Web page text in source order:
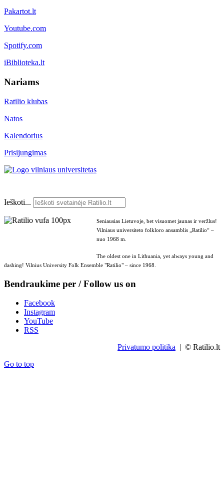
Pakartot.lt
Youtube.com
Spotify.com
iBiblioteka.lt
Nariams
Ratilio klubas
Natos
Kalendorius
Prisijungimas
Ieškoti...
Seniausias Lietuvoje, bet visuomet jaunas ir veržlus!
Vilniaus universiteto folkloro ansamblis „Ratilio“ –
nuo 1968 m.
The oldest one in Lithuania, yet always young and
dashing! Vilnius University Folk Ensemble "Ratilio" – since 1968.
Bendraukime per / Follow us on
Facebook
Instagram
YouTube
RSS
Privatumo politika | © Ratilio.lt
Go to top